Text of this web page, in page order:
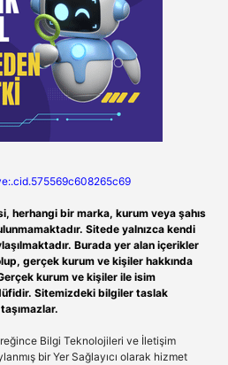
herhangi bir marka, kurum veya şahıs
Sitede yalnızca kendi
Burada yer alan içerikler
gerçek kurum ve kişiler hakkında
kurum ve kişiler ile isim
Sitemizdeki bilgiler taslak
Bilgi Teknolojileri ve İletişim
bir Yer Sağlayıcı olarak hizmet